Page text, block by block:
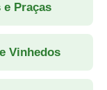
e Praças
Vinhedos